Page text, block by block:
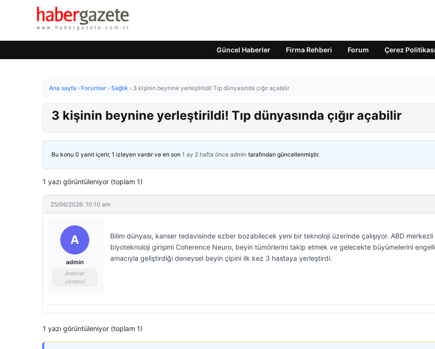
Güncel Haberler Firma Rehberi Forum Çerez Politikası
Ana sayfa › Forumlar › Sağlık › 3 kişinin beynine yerleştirildi! Tıp dünyasında çığır açabilir
3 kişinin beynine yerleştirildi! Tıp dünyasında çığır açabilir
Bu konu 0 yanıt içerir, 1 izleyen vardır ve en son 1 ay 2 hafta önce admin tarafından güncellenmiştir.
1 yazı görüntüleniyor (toplam 1)
25/06/2026: 10:10 am
A
admin
Anahtar
yönetici
Bilim dünyası, kanser tedavisinde ezber bozabilecek yeni bir teknoloji üzerinde çalışıyor. ABD merkezli
biyoteknoloji girişimi Coherence Neuro, beyin tümörlerini takip etmek ve gelecekte büyümelerini
amacıyla geliştirdiği deneysel beyin çipini ilk kez 3 hastaya yerleştirdi.
1 yazı görüntüleniyor (toplam 1)